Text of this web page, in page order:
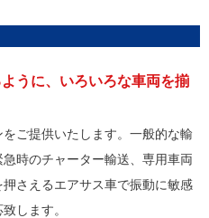
うに、いろいろな車両を揃
ご提供いたします。一般的な輸
時のチャーター輸送、専用車両
さえるエアサス車で振動に敏感
します。